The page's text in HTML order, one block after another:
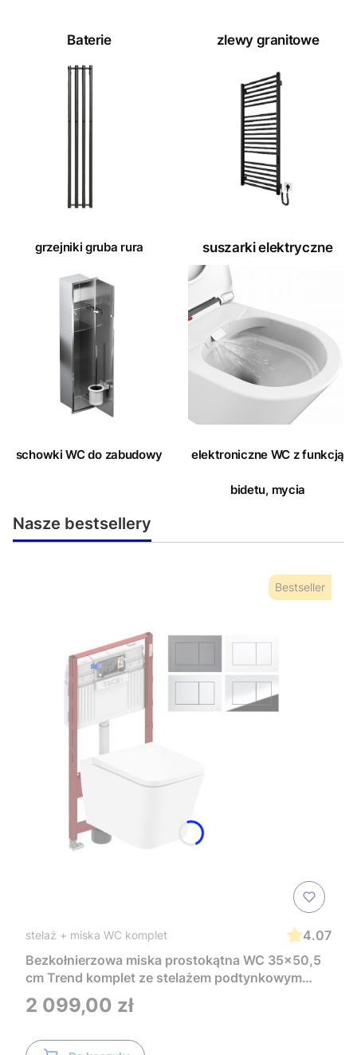
Baterie zlewy granitowe
grzejniki gruba rura suszarki elektryczne
schowki WC do zabudowy elektroniczne WC z funkcją
bidetu, mycia
Nasze bestsellery
Bestseller
stelaż + miska WC komplet
4.07
Bezkołnierzowa miska prostokątna WC 35x50,5
cm Trend komplet ze stelażem podtynkowym
Tece i czarnym przyciskiem TeceNow
TR2216+Tece
Cena
2 099,00 zł